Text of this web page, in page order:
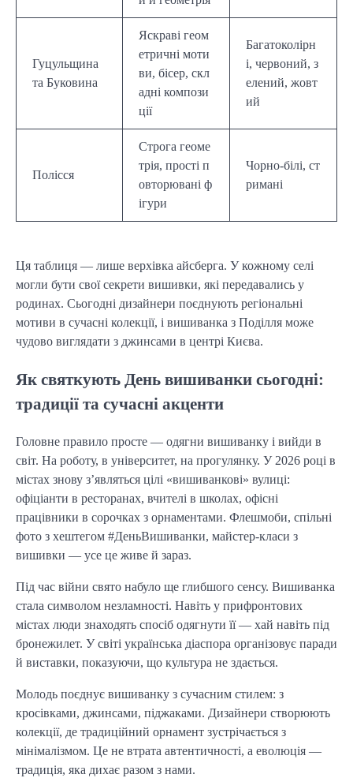
Гуцульщина
та Буковина
Яскраві геом
етричні моти
ви, бісер, скл
адні компози
ції
Багатоколірн
і, червоний, з
елений, жовт
ий
Полісся
Строга геоме
трія, прості п
овторювані ф
ігури
Чорно-білі, ст
римані
Ця таблиця — лише верхівка айсберга. У кожному селі
могли бути свої секрети вишивки, які передавались у
родинах. Сьогодні дизайнери поєднують регіональні
мотиви в сучасні колекції, і вишиванка з Поділля може
чудово виглядати з джинсами в центрі Києва.
Як святкують День вишиванки сьогодні:
традиції та сучасні акценти
Головне правило просте — одягни вишиванку і вийди в
світ. На роботу, в університет, на прогулянку. У 2026 році в
містах знову з’являться цілі «вишиванкові» вулиці:
офіціанти в ресторанах, вчителі в школах, офісні
працівники в сорочках з орнаментами. Флешмоби, спільні
фото з хештегом #ДеньВишиванки, майстер-класи з
вишивки — усе це живе й зараз.
Під час війни свято набуло ще глибшого сенсу. Вишиванка
стала символом незламності. Навіть у прифронтових
містах люди знаходять спосіб одягнути її — хай навіть під
бронежилет. У світі українська діаспора організовує паради
й виставки, показуючи, що культура не здається.
Молодь поєднує вишиванку з сучасним стилем: з
кросівками, джинсами, піджаками. Дизайнери створюють
колекції, де традиційний орнамент зустрічається з
мінімалізмом. Це не втрата автентичності, а еволюція —
традиція, яка дихає разом з нами.